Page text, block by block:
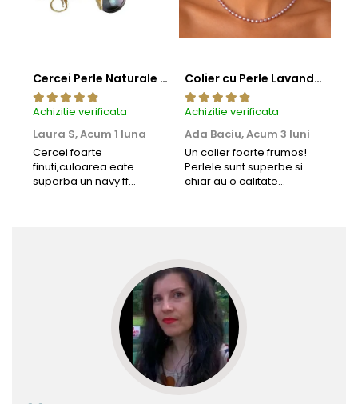
Cercei Perle Naturale Negre 5-6 mm, Buton AAA, Aur 14K (aur 585), Tip Șurub | KASKADDA®
Achizitie verificata
Laura S,Acum 1 luna
Cercei foarte
finuti,culoarea eate
superba un navy ff
Colier cu Perle Lavanda la Baza Gatului, de 4-5 mm, Perle Rare, Calitate AAA+, Aur 14K | KASKADDA®
Achizitie verificata
Ada Baciu,Acum 3 luni
Un colier foarte frumos!
Perlele sunt superbe si
chiar au o calitate